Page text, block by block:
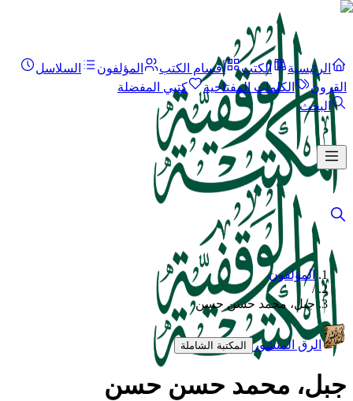
الرئيسية الكتب أقسام الكتب المؤلفون
السلاسل
القرون
الكلمات المفتاحية
كتبي المفضلة
البحث
المؤلفون
/
جبل، محمد حسن حسن
الرق المنشور المكتبة الشاملة
جبل، محمد حسن حسن